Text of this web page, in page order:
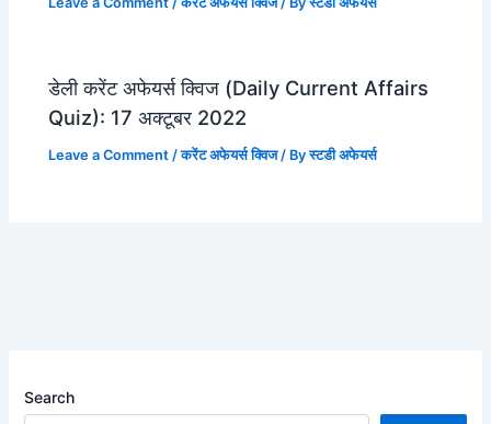
डेली करेंट अफेयर्स क्विज (Daily Current Affairs
Quiz): 17 अक्टूबर 2022
Leave a Comment /करेंट अफेयर्स क्विज/ Byस्टडी अफेयर्स
Search